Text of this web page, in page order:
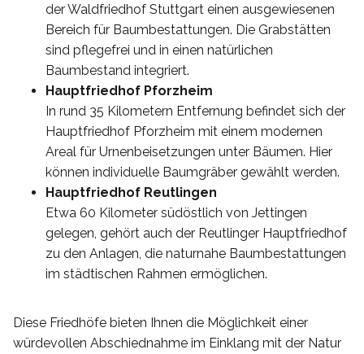
der Waldfriedhof Stuttgart einen ausgewiesenen
Bereich für Baumbestattungen. Die Grabstätten
sind pflegefrei und in einen natürlichen
Baumbestand integriert.
Hauptfriedhof Pforzheim
In rund 35 Kilometern Entfernung befindet sich der
Hauptfriedhof Pforzheim mit einem modernen
Areal für Urnenbeisetzungen unter Bäumen. Hier
können individuelle Baumgräber gewählt werden.
Hauptfriedhof Reutlingen
Etwa 60 Kilometer südöstlich von Jettingen
gelegen, gehört auch der Reutlinger Hauptfriedhof
zu den Anlagen, die naturnahe Baumbestattungen
im städtischen Rahmen ermöglichen.
Diese Friedhöfe bieten Ihnen die Möglichkeit einer
würdevollen Abschiednahme im Einklang mit der Natur